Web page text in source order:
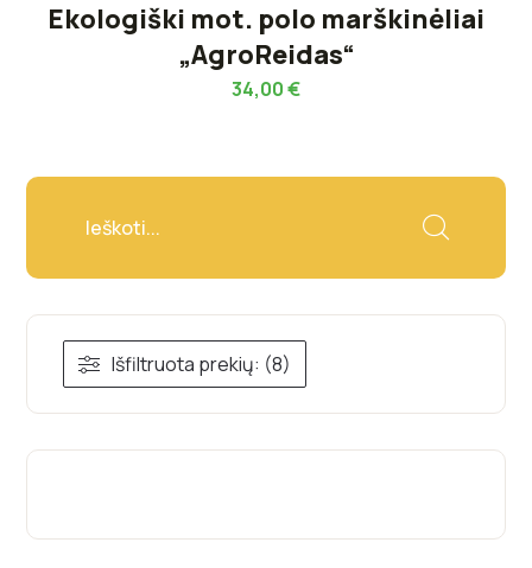
Ekologiški mot. polo marškinėliai
„AgroReidas“
34,00€
Išfiltruota prekių: (8)